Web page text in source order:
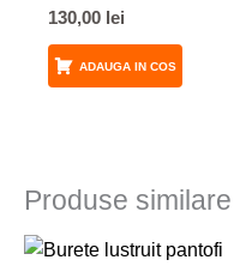
130,00 lei
ADAUGA IN COS
Produse similare